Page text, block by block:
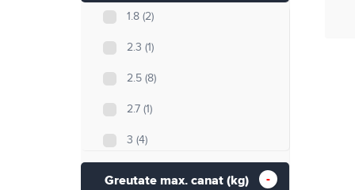
1.8 (2)
2.3 (1)
2.5 (8)
2.7 (1)
3 (4)
Greutate max. canat (kg)